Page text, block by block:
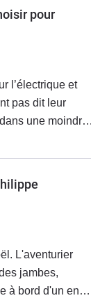
pour
l’électrique et
pas dit leur
une moindre
est près de
à l’heure
L'aventurier
jambes,
à bord d'un engin